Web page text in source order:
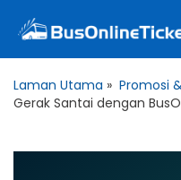
Laman Utama » Promosi
Gerak Santai dengan